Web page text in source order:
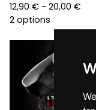
12,90 € - 20,00 €
2 options